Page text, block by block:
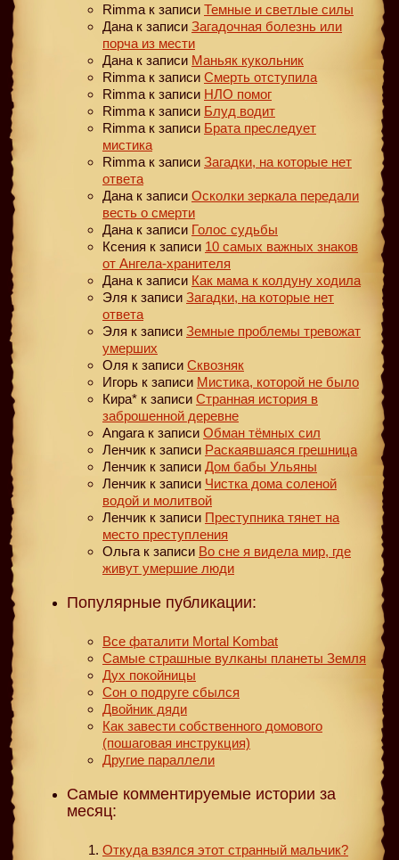
Rimma к записи Темные и светлые силы
Дана к записи Загадочная болезнь или
порча из мести
Дана к записи Маньяк кукольник
Rimma к записи Смерть отступила
Rimma к записи НЛО помог
Rimma к записи Блуд водит
Rimma к записи Брата преследует
мистика
Rimma к записи Загадки, на которые нет
ответа
Дана к записи Осколки зеркала передали
весть о смерти
Дана к записи Голос судьбы
Ксения к записи 10 самых важных знаков
от Ангела-хранителя
Дана к записи Как мама к колдуну ходила
Эля к записи Загадки, на которые нет
ответа
Эля к записи Земные проблемы тревожат
умерших
Оля к записи Сквозняк
Игорь к записи Мистика, которой не было
Кира* к записи Странная история в
заброшенной деревне
Angara к записи Обман тёмных сил
Ленчик к записи Раскаявшаяся грешница
Ленчик к записи Дом бабы Ульяны
Ленчик к записи Чистка дома соленой
водой и молитвой
Ленчик к записи Преступника тянет на
место преступления
Ольга к записи Во сне я видела мир, где
живут умершие люди
Популярные публикации:
Все фаталити Mortal Kombat
Самые страшные вулканы планеты Земля
Дух покойницы
Сон о подруге сбылся
Двойник дяди
Как завести собственного домового
(пошаговая инструкция)
Другие параллели
Самые комментируемые истории за
месяц:
Откуда взялся этот странный мальчик?